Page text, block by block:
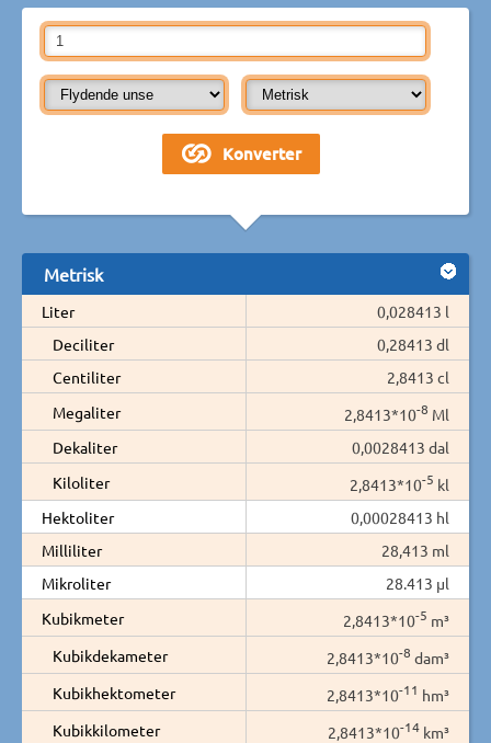
Metrisk
Liter
0,028413 l
Deciliter
0,28413 dl
Centiliter
2,8413 cl
Megaliter
2,8413*10-8 Ml
Dekaliter
0,0028413 dal
Kiloliter
2,8413*10-5 kl
Hektoliter
0,00028413 hl
Milliliter
28,413 ml
Mikroliter
28.413 µl
Kubikmeter
2,8413*10-5 m³
Kubikdekameter
2,8413*10-8 dam³
Kubikhektometer
2,8413*10-11 hm³
Kubikkilometer
2,8413*10-14 km³